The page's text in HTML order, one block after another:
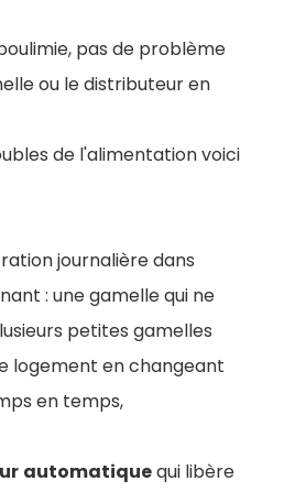
pas de problème
ou le distributeur en
de l'alimentation voici
journalière dans
: une gamelle qui ne
petites gamelles
logement en changeant
en temps,
automatiquequi libère